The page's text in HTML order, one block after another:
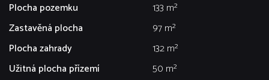
Plocha pozemku
133 m²
Zastavěná plocha
97 m²
Plocha zahrady
132 m²
Užitná plocha přízemí
50 m²